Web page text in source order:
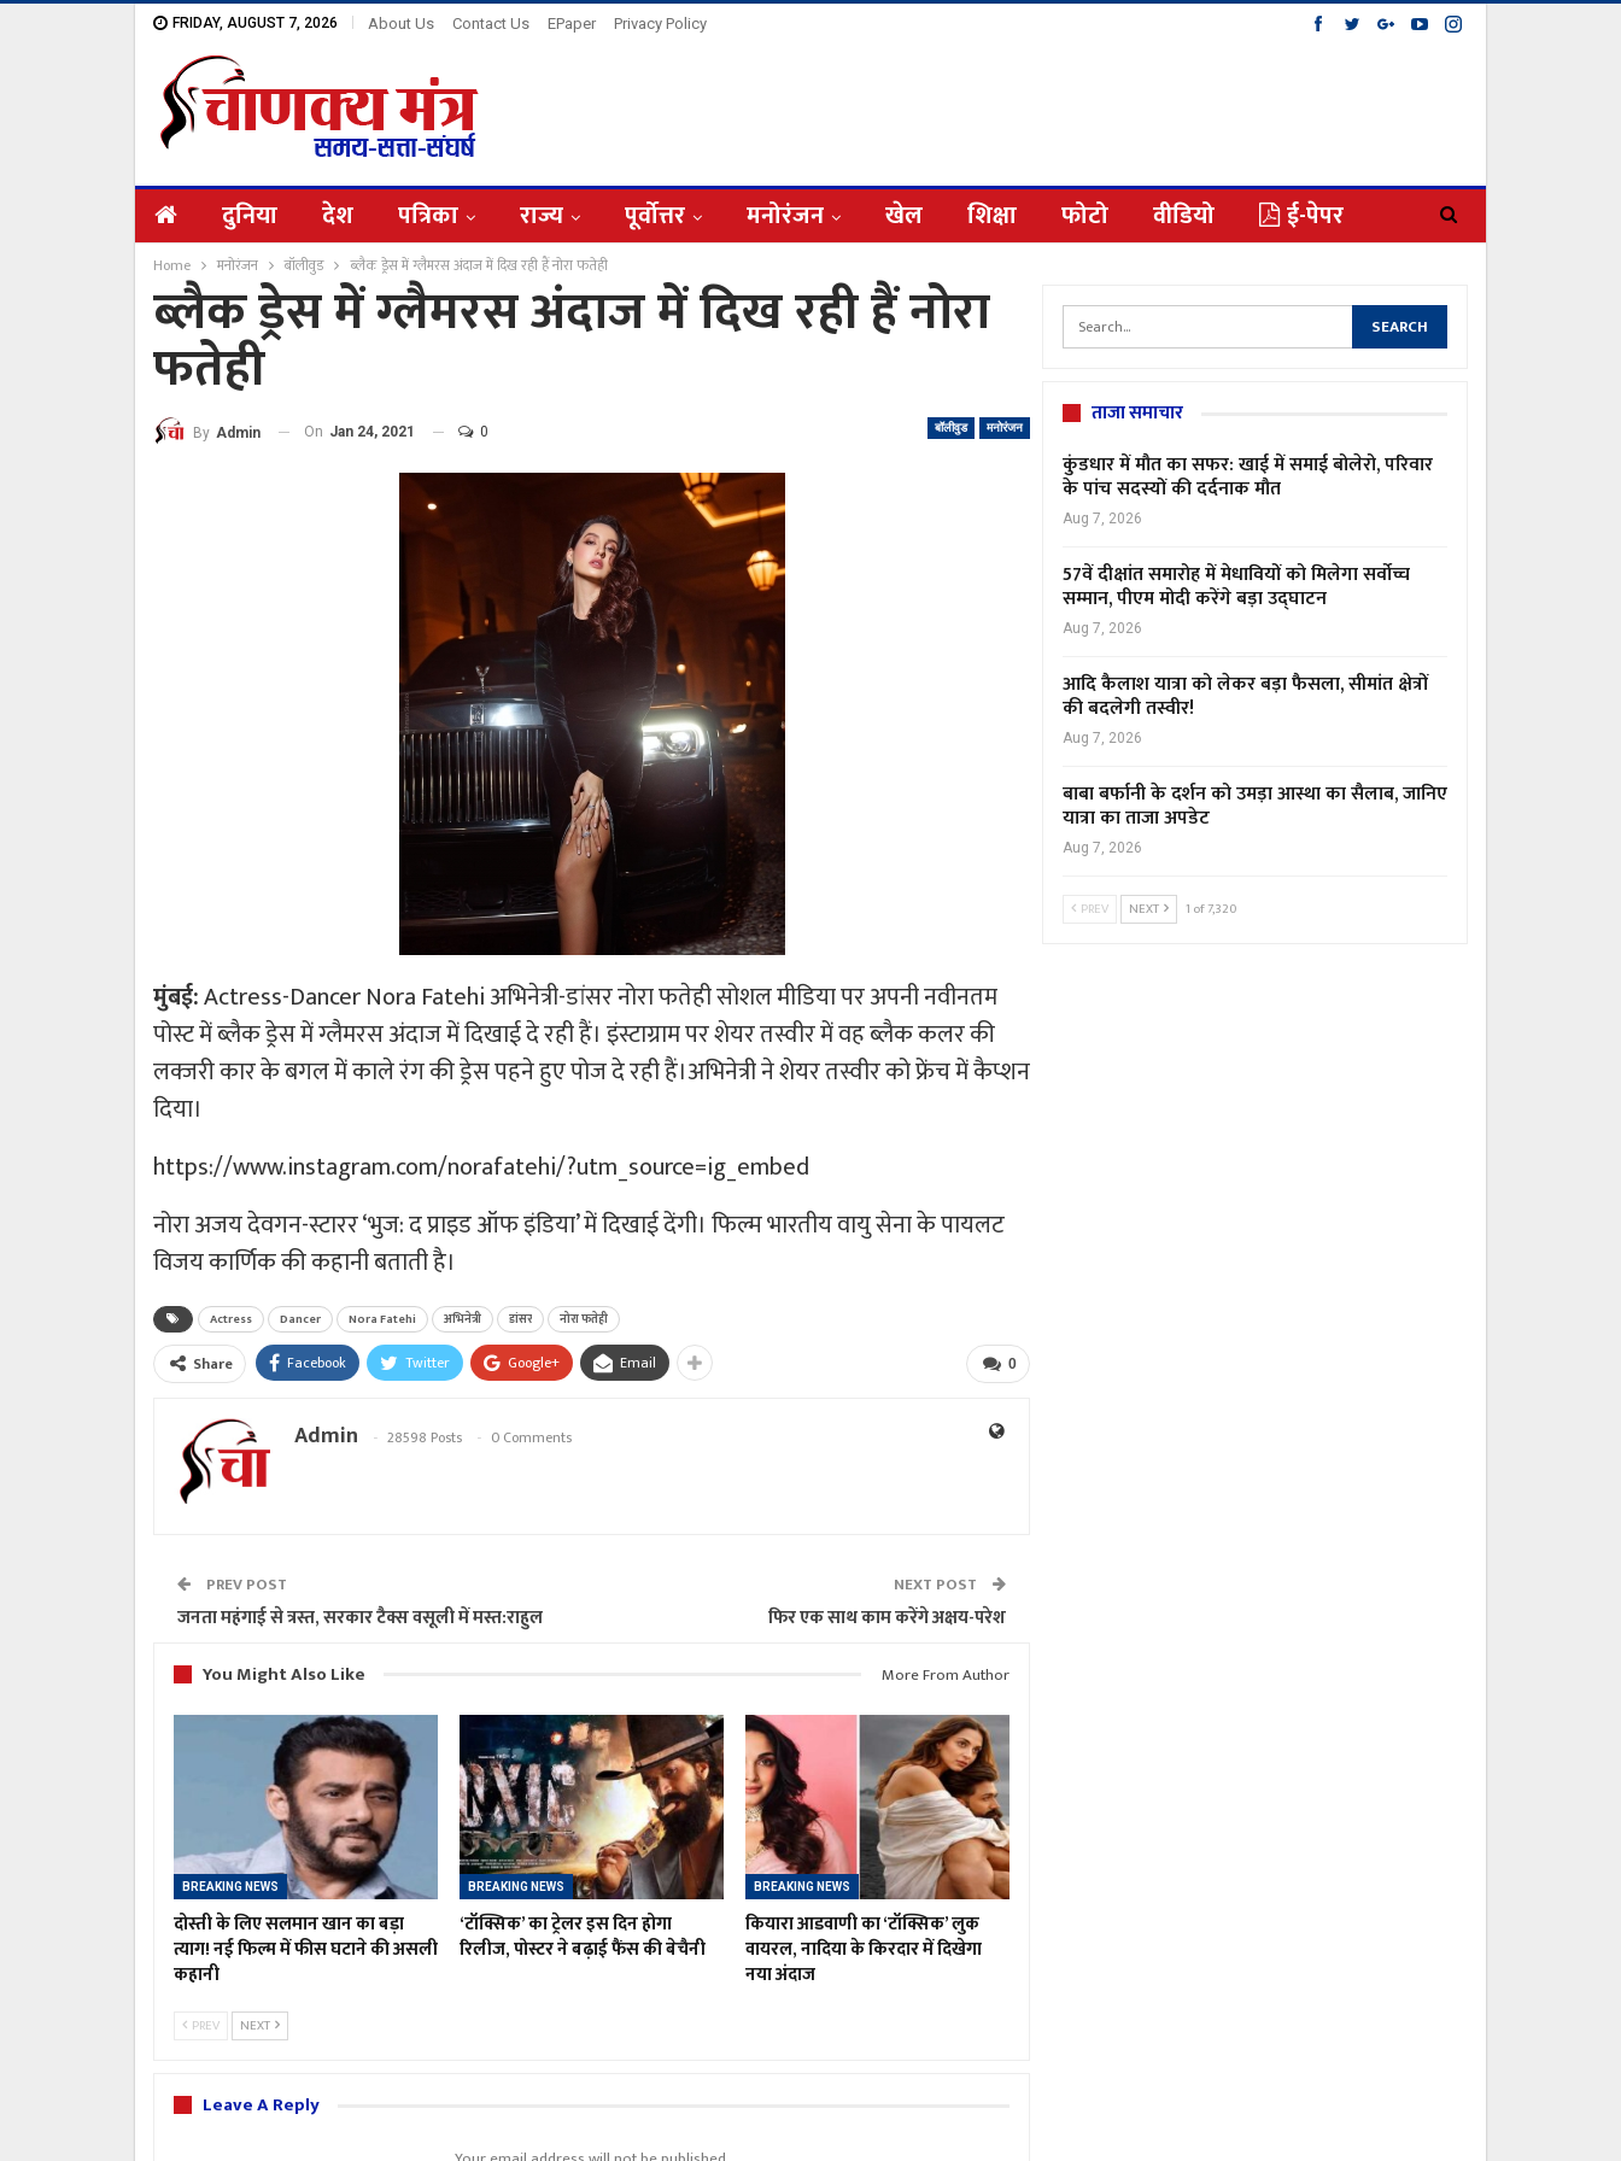
FRIDAY, AUGUST 7, 2026 About Us Contact Us EPaper Privacy Policy
दुनिया देश पत्रिका राज्य पूर्वोत्तर मनोरंजन खेल शिक्षा फोटो वीडियो ई-पेपर
Home मनोरंजन बॉलीवुड ब्लैक ड्रेस में ग्लैमरस अंदाज में दिख रही हैं नोरा फतेही
ब्लैक ड्रेस में ग्लैमरस अंदाज में दिख रही हैं नोरा
फतेही
बॉलीवुड मनोरंजन
By Admin On Jan 24, 2021 0
मुंबई:Actress-Dancer Nora Fatehi अभिनेत्री-डांसर नोरा फतेही सोशल मीडिया पर अपनी नवीनतम
पोस्ट में ब्लैक ड्रेस में ग्लैमरस अंदाज में दिखाई दे रही हैं। इंस्टाग्राम पर शेयर तस्वीर में वह ब्लैक कलर की
लक्जरी कार के बगल में काले रंग की ड्रेस पहने हुए पोज दे रही हैं।अभिनेत्री ने शेयर तस्वीर को फ्रेंच में कैप्शन
दिया।
https://www.instagram.com/norafatehi/?utm_source=ig_embed
नोरा अजय देवगन-स्टारर ‘भुज: द प्राइड ऑफ इंडिया’ में दिखाई देंगी। फिल्म भारतीय वायु सेना के पायलट
विजय कार्णिक की कहानी बताती है।
Actress Dancer Nora Fatehi अभिनेत्री डांसर नोरा फतेही
0
Share Facebook Twitter Google+ Email
Admin 28598 Posts 0 Comments
PREV POST
जनता महंगाई से त्रस्त, सरकार टैक्स वसूली में मस्त:राहुल
NEXT POST
फिर एक साथ काम करेंगे अक्षय-परेश
You Might Also Like
More From Author
BREAKING NEWS
दोस्ती के लिए सलमान खान का बड़ा
त्याग! नई फिल्म में फीस घटाने की असली
कहानी
BREAKING NEWS
‘टॉक्सिक’ का ट्रेलर इस दिन होगा
रिलीज, पोस्टर ने बढ़ाई फैंस की बेचैनी
BREAKING NEWS
कियारा आडवाणी का ‘टॉक्सिक’ लुक
वायरल, नादिया के किरदार में दिखेगा
नया अंदाज
PREV NEXT
Leave A Reply
ताजा समाचार
कुंडधार में मौत का सफर: खाई में समाई बोलेरो, परिवार
के पांच सदस्यों की दर्दनाक मौत
Aug 7, 2026
57वें दीक्षांत समारोह में मेधावियों को मिलेगा सर्वोच्च
सम्मान, पीएम मोदी करेंगे बड़ा उद्घाटन
Aug 7, 2026
आदि कैलाश यात्रा को लेकर बड़ा फैसला, सीमांत क्षेत्रों
की बदलेगी तस्वीर!
Aug 7, 2026
बाबा बर्फानी के दर्शन को उमड़ा आस्था का सैलाब, जानिए
यात्रा का ताजा अपडेट
Aug 7, 2026
PREV NEXT 1 of 7,320